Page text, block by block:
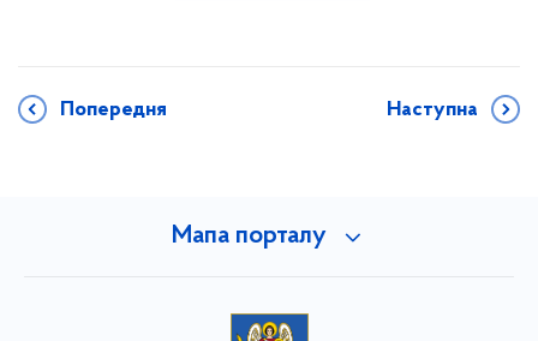
Попередня Наступна
Мапа порталу